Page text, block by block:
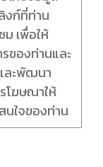
งก์ที่ท่าน
เพื่อให้
รของท่านและ
ละพัฒนา
โฆษณาให้
นใจของท่าน